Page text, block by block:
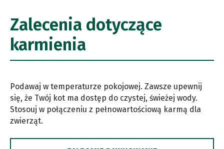
Zalecenia dotyczące
karmienia
Podawaj w temperaturze pokojowej. Zawsze upewnij
się, że Twój kot ma dostęp do czystej, świeżej wody.
Stosouj w połączeniu z pełnowartościową karmą dla
zwierząt.